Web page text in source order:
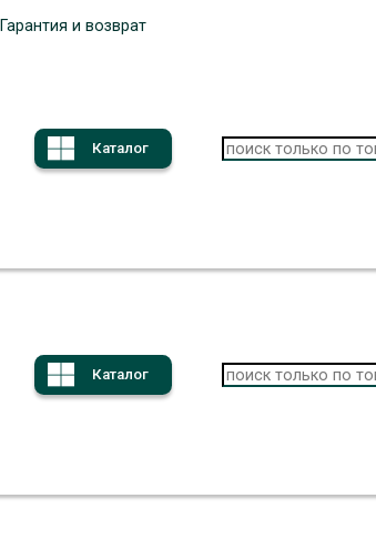
Гарантия и возврат
Каталог
Каталог